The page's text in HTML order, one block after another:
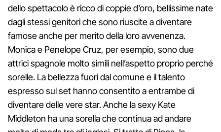
dello spettacolo è ricco di coppie d’oro, bellissime nate
dagli stessi genitori che sono riuscite a diventare
famose anche per merito della loro avvenenza.
Monica e Penelope Cruz, per esempio, sono due
attrici spagnole molto simili nell’aspetto proprio perché
sorelle. La bellezza fuori dal comune e il talento
espresso sul set hanno consentito a entrambe di
diventare delle vere star. Anche la sexy Kate
Middleton ha una sorella che continua ad andare